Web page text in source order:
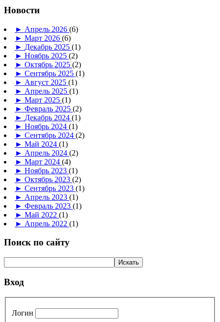
Новости
► Апрель 2026 (6)
► Март 2026 (6)
► Декабрь 2025 (1)
► Ноябрь 2025 (2)
► Октябрь 2025 (2)
► Сентябрь 2025 (1)
► Август 2025 (1)
► Апрель 2025 (1)
► Март 2025 (1)
► Февраль 2025 (2)
► Декабрь 2024 (1)
► Ноябрь 2024 (1)
► Сентябрь 2024 (2)
► Май 2024 (1)
► Апрель 2024 (2)
► Март 2024 (4)
► Ноябрь 2023 (1)
► Октябрь 2023 (2)
► Сентябрь 2023 (1)
► Апрель 2023 (1)
► Февраль 2023 (1)
► Май 2022 (1)
► Апрель 2022 (1)
Поиск по сайту
Вход
Логин